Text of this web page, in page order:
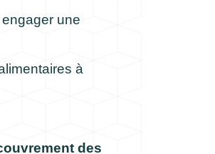
une
à
des